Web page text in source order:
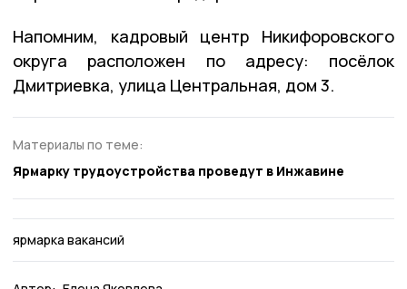
Напомним, кадровый центр Никифоровского
округа расположен по адресу: посёлок
Дмитриевка, улица Центральная, дом 3.
Материалы по теме:
Ярмарку трудоустройства проведут в Инжавине
ярмарка вакансий